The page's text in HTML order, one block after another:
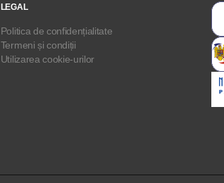
LEGAL
Politica de confidențialitate
Termeni și condiții
Utilizarea cookie-urilor